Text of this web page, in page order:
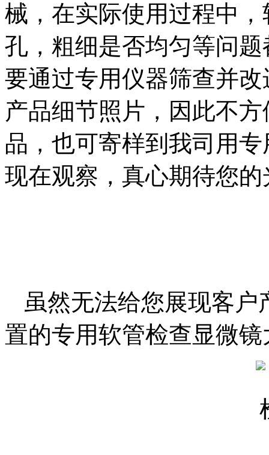
械，在实际使用过程中
孔，粗细是否均匀等问
要通过专用仪器筛查并
产品细节照片，因此不
品，也可寄样到我司用
现在观察，真心期待您的
虽然无法给您展现客
置的专用软管检查显微